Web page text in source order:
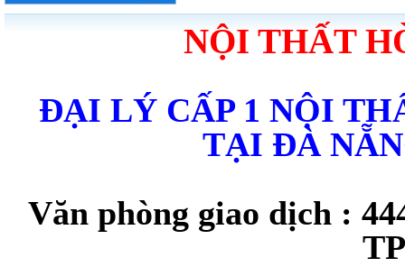
NỘI THẤT
ĐẠI LÝ CẤP 1 NỘI
TẠI ĐÀ
Văn phòng giao dịch :